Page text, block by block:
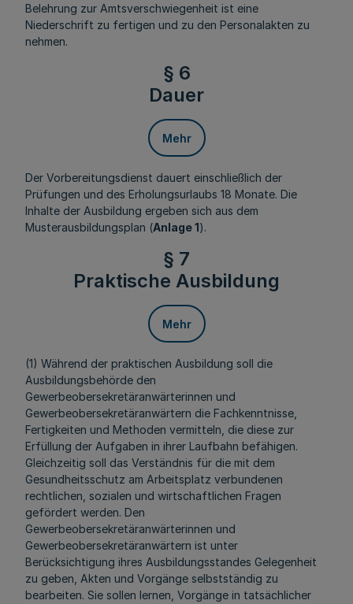
Belehrung zur Amtsverschwiegenheit ist eine
Niederschrift zu fertigen und zu den Personalakten zu
nehmen.
§ 6
Dauer
Mehr
Der Vorbereitungsdienst dauert einschließlich der
Prüfungen und des Erholungsurlaubs 18 Monate. Die
Inhalte der Ausbildung ergeben sich aus dem
Musterausbildungsplan (Anlage 1).
§ 7
Praktische Ausbildung
Mehr
(1) Während der praktischen Ausbildung soll die
Ausbildungsbehörde den
Gewerbeobersekretäranwärterinnen und
Gewerbeobersekretäranwärtern die Fachkenntnisse,
Fertigkeiten und Methoden vermitteln, die diese zur
Erfüllung der Aufgaben in ihrer Laufbahn befähigen.
Gleichzeitig soll das Verständnis für die mit dem
Gesundheitsschutz am Arbeitsplatz verbundenen
rechtlichen, sozialen und wirtschaftlichen Fragen
gefördert werden. Den
Gewerbeobersekretäranwärterinnen und
Gewerbeobersekretäranwärtern ist unter
Berücksichtigung ihres Ausbildungsstandes Gelegenheit
zu geben, Akten und Vorgänge selbstständig zu
bearbeiten. Sie sollen lernen, Vorgänge in tatsächlicher